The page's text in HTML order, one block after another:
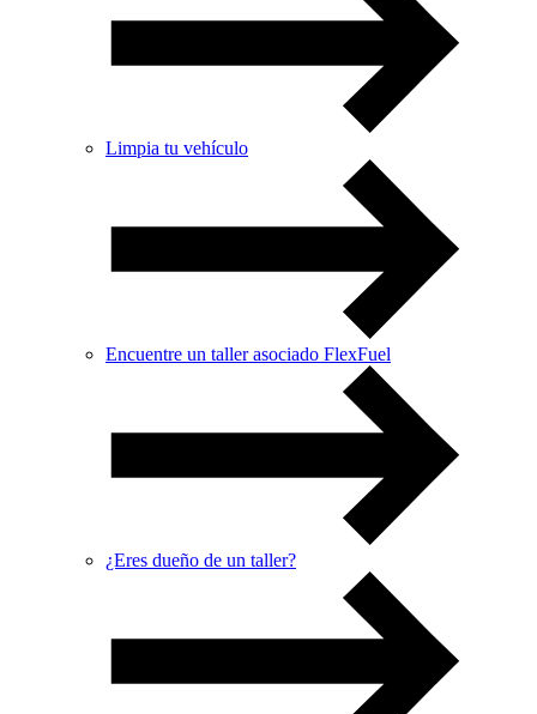
Limpia tu vehículo
Encuentre un taller asociado FlexFuel
¿Eres dueño de un taller?